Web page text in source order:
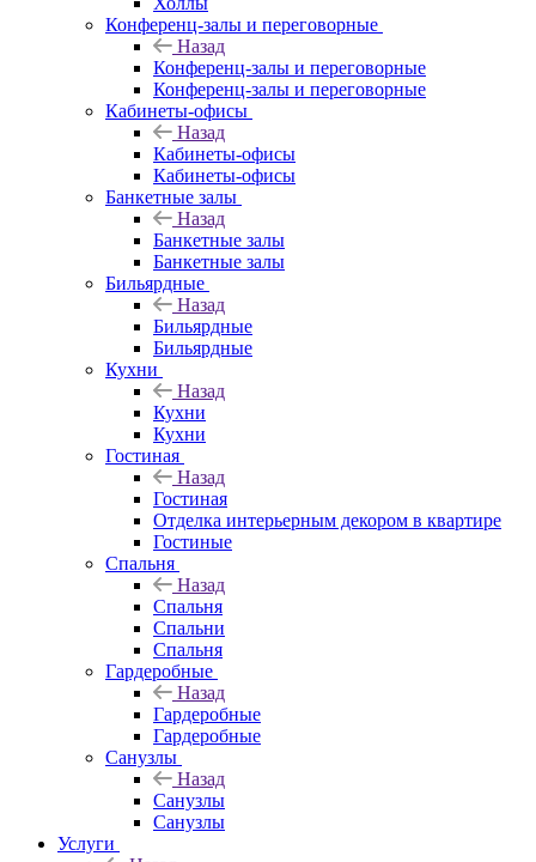
Конференц-залы и переговорные
Назад
Конференц-залы и переговорные
Конференц-залы и переговорные
Кабинеты-офисы
Назад
Кабинеты-офисы
Кабинеты-офисы
Банкетные залы
Назад
Банкетные залы
Банкетные залы
Бильярдные
Назад
Бильярдные
Бильярдные
Кухни
Назад
Кухни
Кухни
Гостиная
Назад
Гостиная
Отделка интерьерным декором в квартире
Гостиные
Спальня
Назад
Спальня
Спальни
Спальня
Гардеробные
Назад
Гардеробные
Гардеробные
Санузлы
Назад
Санузлы
Санузлы
Услуги